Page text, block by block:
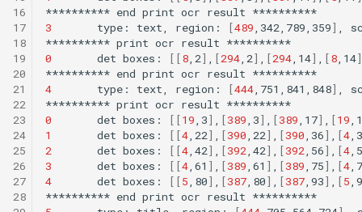
16
17
18
19
20
21
22
23
24
25
26
27
28
********** end print ocr result
3
type: text, region: [489 ,342,789,359]
********** print ocr result
0
det boxes: [[8 ,2] [294 ,2] [294 ,14] [8 ,14
********** end print ocr result
4
type: text, region: [444 ,751,841,848]
********** print ocr result
0
det boxes: [[19 ,3] [389 ,3] [389 ,17] [19
1
det boxes: [[4 ,22] [390 ,22] [390 ,36] [4
2
det boxes: [[4 ,42] [392 ,42] [392 ,56] [4
3
det boxes: [[4 ,61 ] [389 ,61 ] [389 ,75] [4
4
det boxes: [[5 ,80] [387 ,80] [387 ,93] [5
********** end print ocr result